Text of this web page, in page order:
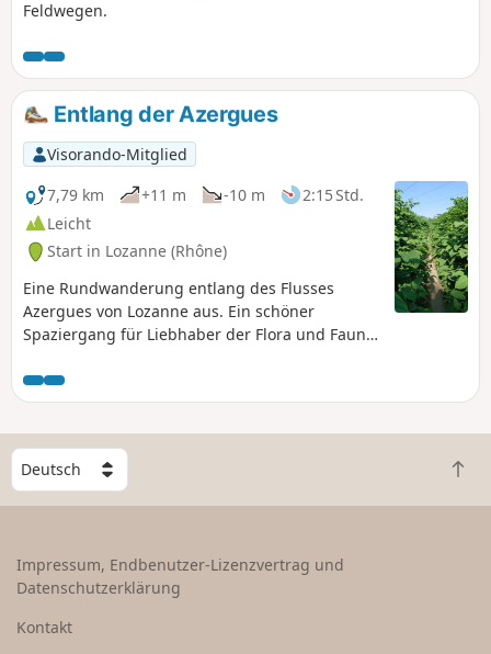
Feldwegen.
Entlang der Azergues
Visorando-Mitglied
7,79 km
+11 m -10 m
2:15 Std.
Leicht
Start in Lozanne (Rhône)
Eine Rundwanderung entlang des Flusses
Azergues von Lozanne aus. Ein schöner
Spaziergang für Liebhaber der Flora und Fauna.
Flusses hinunterzugehen.
W
ä
h
e
n
Z
u
Impressum, Endbenutzer-Lizenzvertrag und
Datenschutzerklärung
Kontakt